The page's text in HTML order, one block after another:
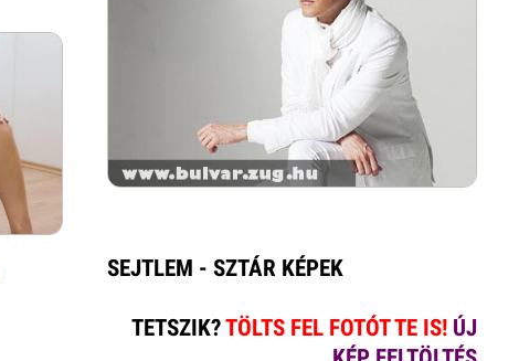
SEJTLEM - SZTÁR KÉPEK
TETSZIK?TÖLTS FEL FOTÓT TE IS! ÚJ